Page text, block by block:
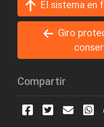
El sistema en
Giro
Compartir